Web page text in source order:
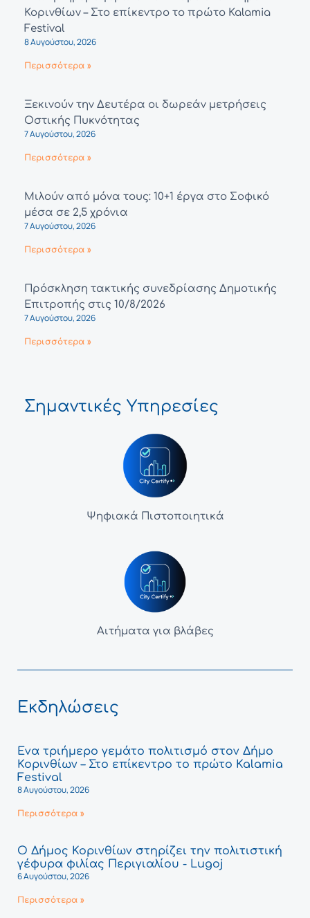
Κορινθίων – Στο επίκεντρο το πρώτο Kalamia
Festival
8 Αυγούστου, 2026
Περισσότερα »
Ξεκινούν την Δευτέρα οι δωρεάν μετρήσεις
Οστικής Πυκνότητας
7 Αυγούστου, 2026
Περισσότερα »
Μιλούν από μόνα τους: 10+1 έργα στο Σοφικό
μέσα σε 2,5 χρόνια
7 Αυγούστου, 2026
Περισσότερα »
Πρόσκληση τακτικής συνεδρίασης Δημοτικής
Επιτροπής στις 10/8/2026
7 Αυγούστου, 2026
Περισσότερα »
Σημαντικές Υπηρεσίες
Ψηφιακά Πιστοποιητικά
Αιτήματα για βλάβες
Εκδηλώσεις
Ένα τριήμερο γεμάτο πολιτισμό στον Δήμο
Κορινθίων – Στο επίκεντρο το πρώτο Kalamia
Festival
8 Αυγούστου, 2026
Περισσότερα »
Ο Δήμος Κορινθίων στηρίζει την πολιτιστική
γέφυρα φιλίας Περιγιαλίου - Lugoj
6 Αυγούστου, 2026
Περισσότερα »